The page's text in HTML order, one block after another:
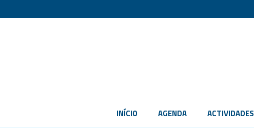
INÍCIO AGENDA ACTIVIDADES